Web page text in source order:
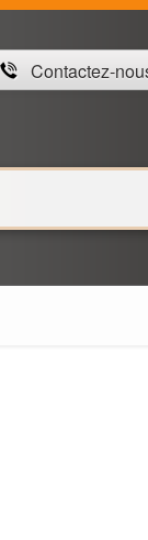
Contactez-